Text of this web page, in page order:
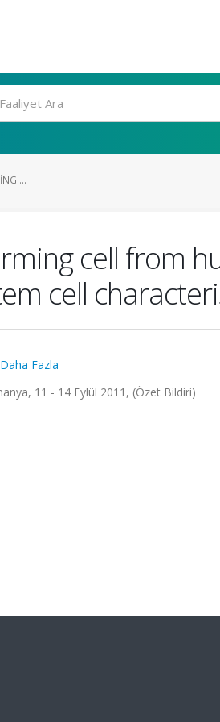
...
cell from
cell
Fazla
11 - 14 Eylül 2011, (Özet Bildiri)